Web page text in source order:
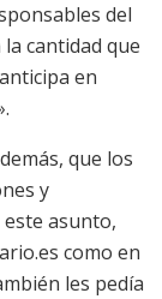
del
cantidad que
en
que los
y
asunto,
como en
les pedía